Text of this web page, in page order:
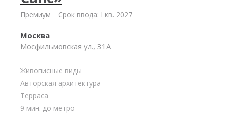
Премиум Срок ввода: I кв. 2027
Москва
Мосфильмовская ул., 31А
Живописные виды
Авторская архитектура
Терраса
9 мин. до метро